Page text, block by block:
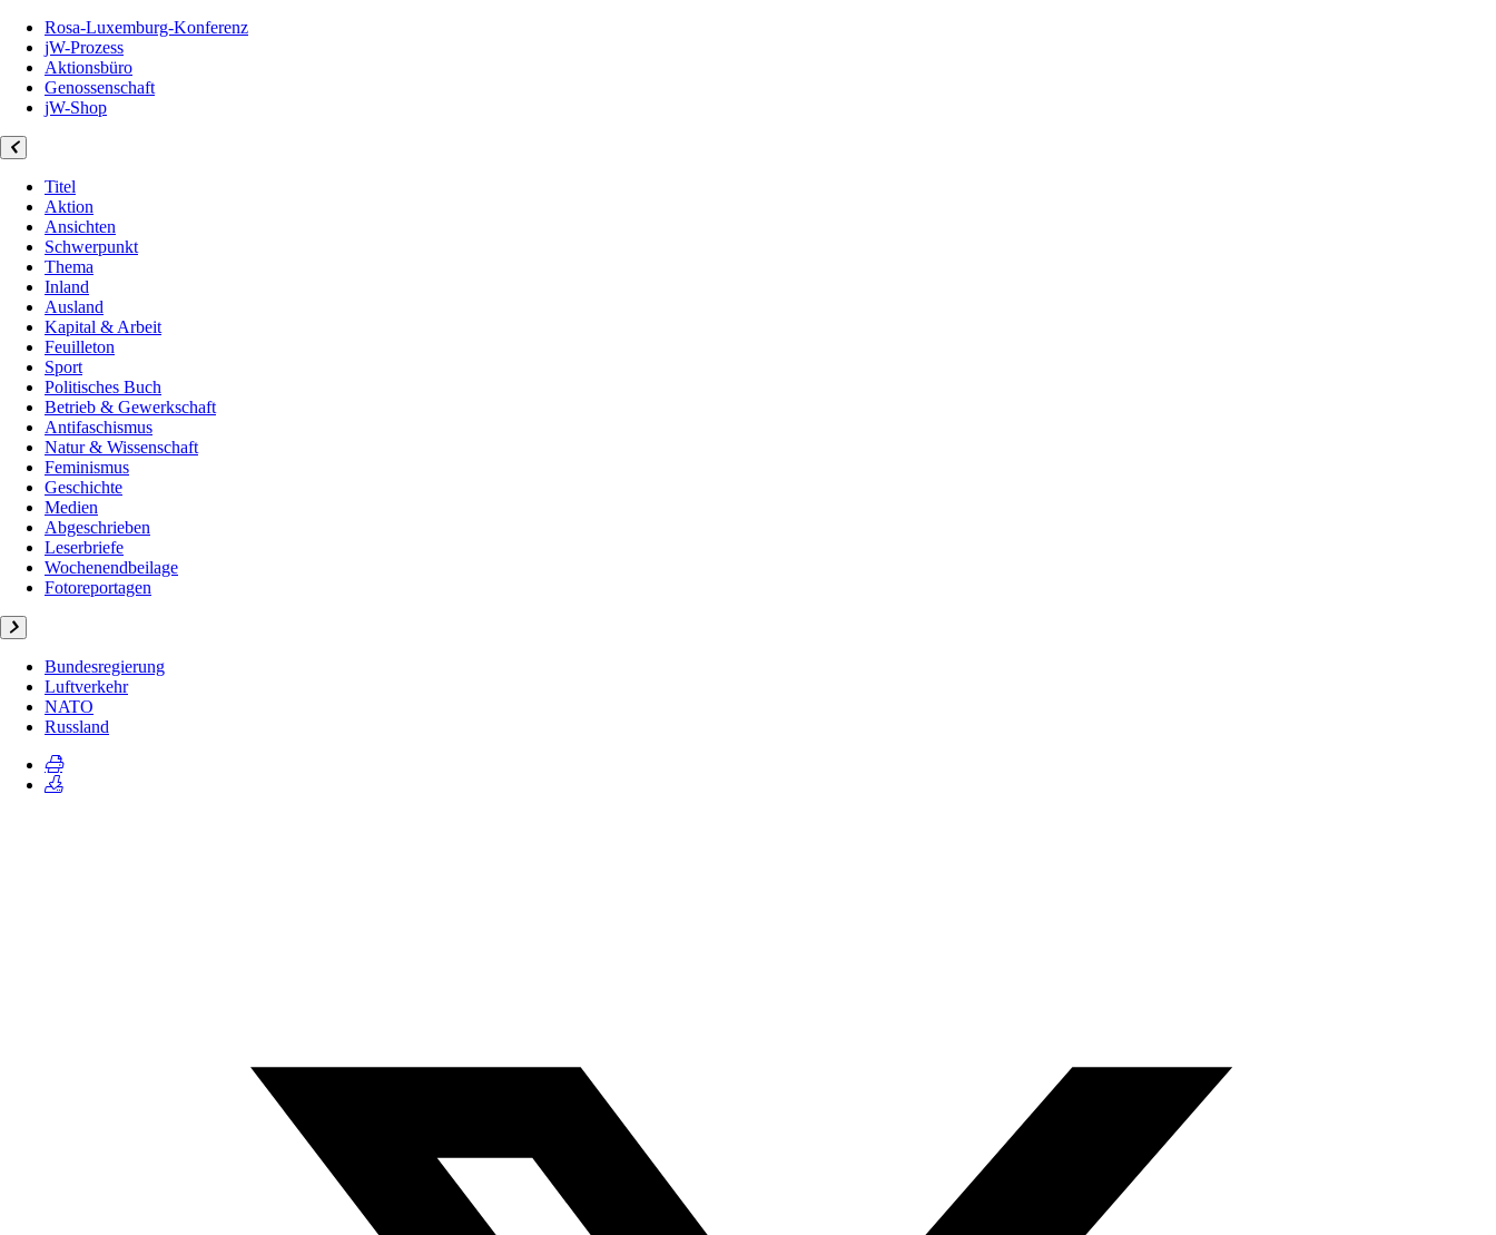
Rosa-Luxemburg-Konferenz
jW-Prozess
Aktionsbüro
Genossenschaft
jW-Shop
Titel
Aktion
Ansichten
Schwerpunkt
Thema
Inland
Ausland
Kapital & Arbeit
Feuilleton
Sport
Politisches Buch
Betrieb & Gewerkschaft
Antifaschismus
Natur & Wissenschaft
Feminismus
Geschichte
Medien
Abgeschrieben
Leserbriefe
Wochenendbeilage
Fotoreportagen
Bundesregierung
Luftverkehr
NATO
Russland